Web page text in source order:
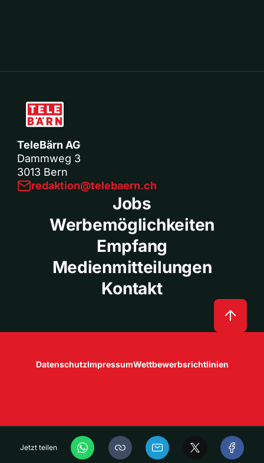
Jetzt teilen
TeleBärn AG
Dammweg 3
3013 Bern
redaktion@telebaern.ch
Jobs
Werbemöglichkeiten
Empfang
Medienmitteilungen
Kontakt
DatenschutzImpressumWettbewerbsrichtlinien